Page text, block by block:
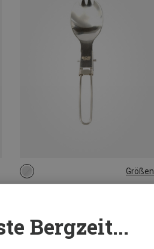
Größen
4,46 €
ONE SIZE
Bergzeit...